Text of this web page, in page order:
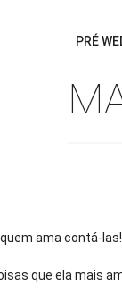
PRÉ
ama contá-las!
que ela mais